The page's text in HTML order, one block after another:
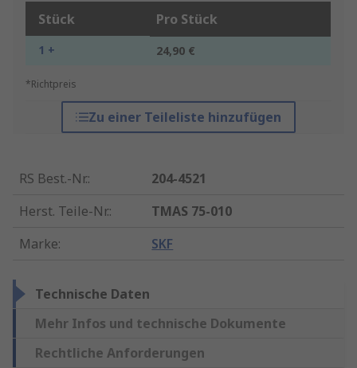
Stück Pro Stück
1 + 24,90 €
*Richtpreis
Zu einer Teileliste hinzufügen
RS Best.-Nr.:
204-4521
Herst. Teile-Nr.:
TMAS 75-010
Marke: SKF
Technische Daten
Mehr Infos und technische Dokumente
Rechtliche Anforderungen